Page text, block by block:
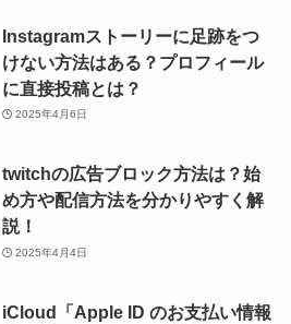
Instagramストーリーに足跡をつ
けない方法はある？プロフィール
に直接投稿とは？
2025年4月6日
twitchの広告ブロック方法は？始
め方や配信方法を分かりやすく解
説！
2025年4月4日
iCloud「Apple ID のお支払い情報